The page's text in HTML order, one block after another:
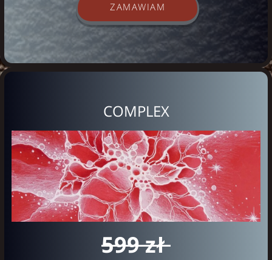
ZAMAWIAM
COMPLEX
599 zł